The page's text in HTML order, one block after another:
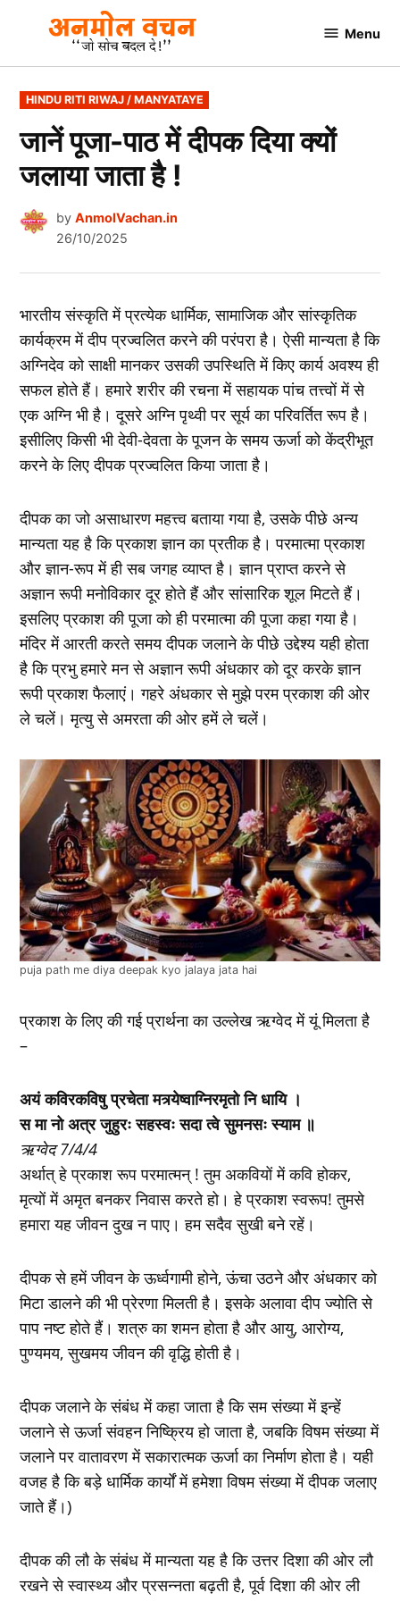
content
AnmolVachan.in
Menu
POSTED
IN
HINDU RITI RIWAJ / MANYATAYE
जानें पूजा-पाठ में दीपक दिया क्‍यों
जलाया जाता है !
by AnmolVachan.in
26/10/2025
भारतीय संस्कृति में प्रत्येक धार्मिक, सामाजिक और सांस्कृतिक
कार्यक्रम में दीप प्रज्वलित करने की परंपरा है। ऐसी मान्यता है कि
अग्निदेव को साक्षी मानकर उसकी उपस्थिति में किए कार्य अवश्य ही
सफल होते हैं। हमारे शरीर की रचना में सहायक पांच तत्त्वों में से
एक अग्नि भी है। दूसरे अग्नि पृथ्वी पर सूर्य का परिवर्तित रूप है।
इसीलिए किसी भी देवी-देवता के पूजन के समय ऊर्जा को केंद्रीभूत
करने के लिए दीपक प्रज्वलित किया जाता है।
दीपक का जो असाधारण महत्त्व बताया गया है, उसके पीछे अन्य
मान्यता यह है कि प्रकाश ज्ञान का प्रतीक है। परमात्मा प्रकाश
और ज्ञान-रूप में ही सब जगह व्याप्त है। ज्ञान प्राप्त करने से
अज्ञान रूपी मनोविकार दूर होते हैं और सांसारिक शूल मिटते हैं।
इसलिए प्रकाश की पूजा को ही परमात्मा की पूजा कहा गया है।
मंदिर में आरती करते समय दीपक जलाने के पीछे उद्देश्य यही होता
है कि प्रभु हमारे मन से अज्ञान रूपी अंधकार को दूर करके ज्ञान
रूपी प्रकाश फैलाएं। गहरे अंधकार से मुझे परम प्रकाश की ओर
ले चलें। मृत्यु से अमरता की ओर हमें ले चलें।
puja path me diya deepak kyo jalaya jata hai
प्रकाश के लिए की गई प्रार्थना का उल्लेख ऋग्वेद में यूं मिलता है
–
अयं कविरकविषु प्रचेता मत्र्येष्वाग्निरमृतो नि धायि ।
स मा नो अत्र जुहुरः सहस्वः सदा त्वे सुमनसः स्याम ॥
ऋग्वेद 7/4/4
अर्थात् हे प्रकाश रूप परमात्मन् ! तुम अकवियों में कवि होकर,
मृत्यों में अमृत बनकर निवास करते हो। हे प्रकाश स्वरूप! तुमसे
हमारा यह जीवन दुख न पाए। हम सदैव सुखी बने रहें।
दीपक से हमें जीवन के ऊर्ध्वगामी होने, ऊंचा उठने और अंधकार को
मिटा डालने की भी प्रेरणा मिलती है। इसके अलावा दीप ज्योति से
पाप नष्ट होते हैं। शत्रु का शमन होता है और आयु, आरोग्य,
पुण्यमय, सुखमय जीवन की वृद्धि होती है।
दीपक जलाने के संबंध में कहा जाता है कि सम संख्या में इन्हें
जलाने से ऊर्जा संवहन निष्क्रिय हो जाता है, जबकि विषम संख्या में
जलाने पर वातावरण में सकारात्मक ऊर्जा का निर्माण होता है। यही
वजह है कि बड़े धार्मिक कार्यों में हमेशा विषम संख्या में दीपक जलाए
जाते हैं।)
दीपक की लौ के संबंध में मान्यता यह है कि उत्तर दिशा की ओर लौ
रखने से स्वास्थ्य और प्रसन्नता बढ़ती है, पूर्व दिशा की ओर ली